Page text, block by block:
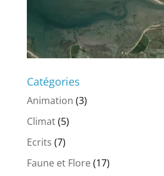
Catégories
Animation (3)
Climat(5)
Ecrits (7)
Faune et Flore(17)